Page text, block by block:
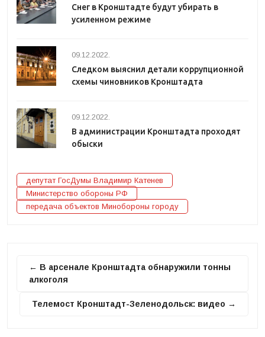
Снег в Кронштадте будут убирать в
усиленном режиме
09.12.2022.
Следком выяснил детали коррупционной
схемы чиновников Кронштадта
09.12.2022.
В администрации Кронштадта проходят
обыски
депутат ГосДумы Владимир Катенев
Министерство обороны РФ
передача объектов Минобороны городу
← В арсенале Кронштадта обнаружили тонны
алкоголя
Телемост Кронштадт-Зеленодольск: видео →